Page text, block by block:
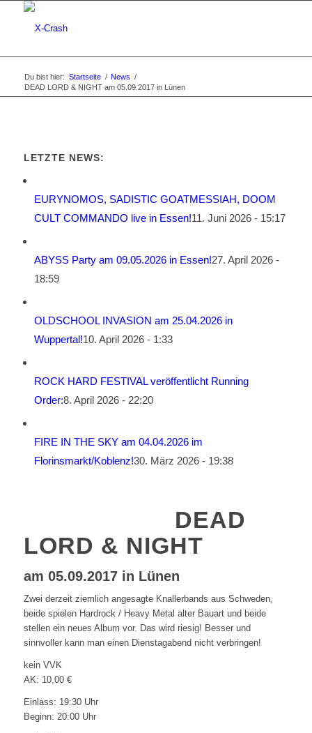
Du bist hier: Startseite / News /
DEAD LORD & NIGHT am 05.09.2017 in Lünen
LETZTE NEWS:
EURYNOMOS, SADISTIC GOATMESSIAH, DOOM
CULT COMMANDO live in Essen!11. Juni 2026 - 15:17
ABYSS Party am 09.05.2026 in Essen!27. April 2026 -
18:59
OLDSCHOOL INVASION am 25.04.2026 in
Wuppertal!10. April 2026 - 1:33
ROCK HARD FESTIVAL veröffentlicht Running
Order:8. April 2026 - 22:20
FIRE IN THE SKY am 04.04.2026 im
Florinsmarkt/Koblenz!30. März 2026 - 19:38
DEAD
LORD & NIGHT
am 05.09.2017 in Lünen
Zwei derzeit ziemlich angesagte Knallerbands aus Schweden,
beide spielen Hardrock / Heavy Metal alter Bauart und beide
stellen ein neues Album vor. Das wird riesig! Besser und
sinnvoller kann man einen Dienstagabend nicht verbringen!
kein VVK
AK: 10,00 €
Einlass: 19:30 Uhr
Beginn: 20:00 Uhr